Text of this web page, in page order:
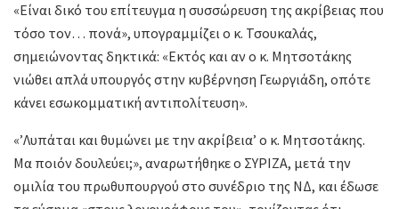
«Είναι δικό του επίτευγμα η συσσώρευση της ακρίβειας που
τόσο τον… πονά», υπογραμμίζει ο κ. Τσουκαλάς,
σημειώνοντας δηκτικά: «Εκτός και αν ο κ. Μητσοτάκης
νιώθει απλά υπουργός στην κυβέρνηση Γεωργιάδη, οπότε
κάνει εσωκομματική αντιπολίτευση».
«’Λυπάται και θυμώνει με την ακρίβεια’ ο κ. Μητσοτάκης.
Μα ποιόν δουλεύει;», αναρωτήθηκε ο ΣΥΡΙΖΑ, μετά την
ομιλία του πρωθυπουργού στο συνέδριο της ΝΔ, και έδωσε